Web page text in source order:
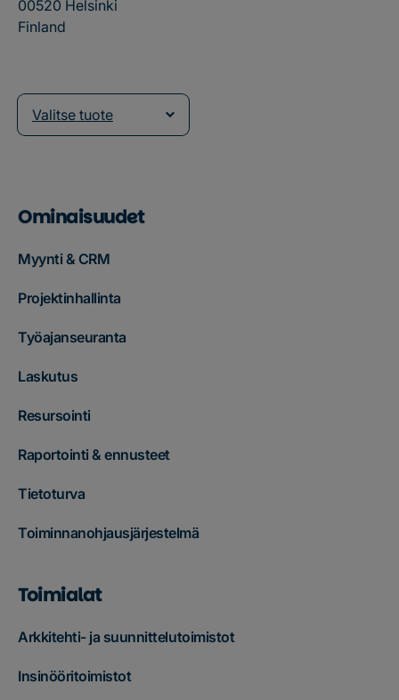
00520 Helsinki
Finland
Valitse tuote
Ominaisuudet
Myynti & CRM
Projektinhallinta
Työajanseuranta
Laskutus
Resursointi
Raportointi & ennusteet
Tietoturva
Toiminnanohjausjärjestelmä
Toimialat
Arkkitehti- ja suunnittelutoimistot
Insinööritoimistot